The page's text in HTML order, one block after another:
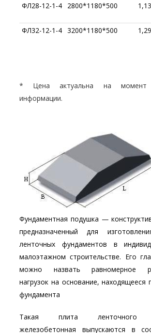
ФЛ28-12-1-4
2800*1180*500 1,13
ФЛ32-12-1-4 3200*1180*500 1,29
* Цена актуальна на момент
информации.
Фундаментная подушка —
предназначенный для
ленточных фундаментов в
малоэтажном строительстве. Его
можно назвать равномерное
нагрузок на основание,
фундамента
Такая плита ленточного
железобетонная выпускаются в